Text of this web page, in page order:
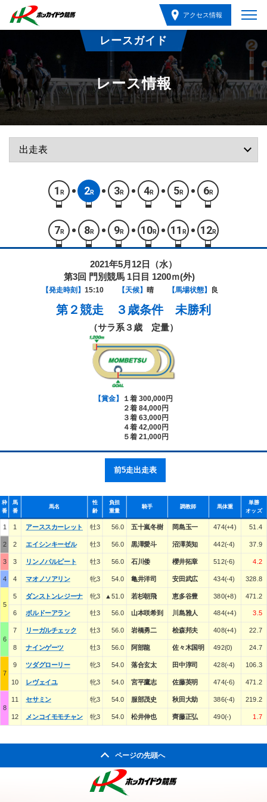
アクセス情報
レースガイド
レース情報
1 R 2R 3R 4R 5R 6R
7 R 8R 9R 10R 11 R 12R
2021年5月12日（水）
第3回 門別競馬 1日目 1200ｍ(外)
【発走時刻】 15:10 【天候】 晴 【馬場状態】 良
第２競走 ３歳条件 未勝利
（サラ系３歳 定量）
【賞金】
１着 300,000円
２着 84,000円
３着 63,000円
４着 42,000円
５着 21,000円
前5走出走表
枠
番
馬
番
馬名
性
齢
負担
重量
騎手 調教師 馬体重
単勝
オッズ
1 1 アーススカーレット 牡3 56.0 五十嵐冬樹 岡島玉一 474(+4) 51.4
2 2 エイシンキーゼル 牡3 56.0 黒澤愛斗 沼澤英知 442(-4) 37.9
3 3 リンノパルピート 牡3 56.0 石川倭 櫻井拓章 512(-6) 4.2
4 4 マオノソアリン 牝3 54.0 亀井洋司 安田武広 434(-4) 328.8
5
5 ダンストンレジーナ 牝3 ▲51.0 若杉朝飛 恵多谷豊 380(+8) 471.2
6 ボルドーアラン 牡3 56.0 山本咲希到 川島雅人 484(+4) 3.5
6
7 リーガルチェック 牡3 56.0 岩橋勇二 桧森邦夫 408(+4) 22.7
8 ナインゲーツ 牡3 56.0 阿部龍 佐々木国明 492(0) 24.7
7
9 ツダグローリー 牝3 54.0 落合玄太 田中淳司 428(-4) 106.3
10 レヴェイユ 牝3 54.0 宮平鷹志 佐藤英明 474(-6) 471.2
8
11 セサミン 牝3 54.0 服部茂史 秋田大助 386(-4) 219.2
12 メンコイモモチャン 牝3 54.0 松井伸也 齊藤正弘 490(-) 1.7
ページの先頭へ